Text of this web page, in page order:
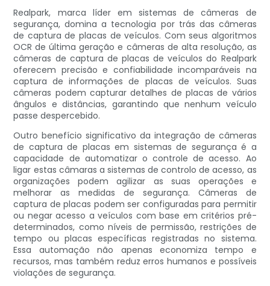
Realpark, marca líder em sistemas de câmeras de
segurança, domina a tecnologia por trás das câmeras
de captura de placas de veículos. Com seus algoritmos
OCR de última geração e câmeras de alta resolução, as
câmeras de captura de placas de veículos do Realpark
oferecem precisão e confiabilidade incomparáveis ​​na
captura de informações de placas de veículos. Suas
câmeras podem capturar detalhes de placas de vários
ângulos e distâncias, garantindo que nenhum veículo
passe despercebido.
Outro benefício significativo da integração de câmeras
de captura de placas em sistemas de segurança é a
capacidade de automatizar o controle de acesso. Ao
ligar estas câmaras a sistemas de controlo de acesso, as
organizações podem agilizar as suas operações e
melhorar as medidas de segurança. Câmeras de
captura de placas podem ser configuradas para permitir
ou negar acesso a veículos com base em critérios pré-
determinados, como níveis de permissão, restrições de
tempo ou placas específicas registradas no sistema.
Essa automação não apenas economiza tempo e
recursos, mas também reduz erros humanos e possíveis
violações de segurança.